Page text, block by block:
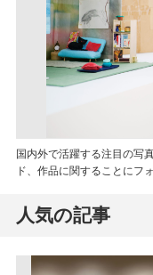
国内外で活躍する注目の写
ド、作品に関することにフ
人気の記事